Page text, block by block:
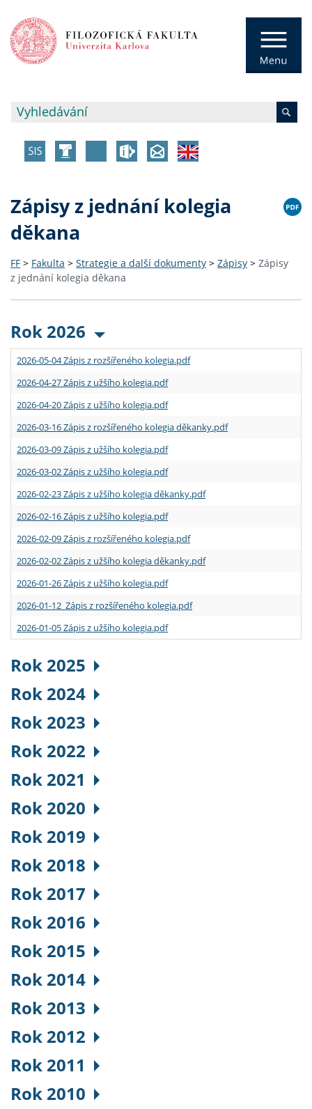
Zápisy z jednání kolegia
děkana
FF > Fakulta > Strategie a další dokumenty > Zápisy > Zápisy
z jednání kolegia děkana
Rok 2026
2026-05-04 Zápis z rozšířeného kolegia.pdf
2026-04-27 Zápis z užšího kolegia.pdf
2026-04-20 Zápis z užšího kolegia.pdf
2026-03-16 Zápis z rozšířeného kolegia děkanky.pdf
2026-03-09 Zápis z užšího kolegia.pdf
2026-03-02 Zápis z užšího kolegia.pdf
2026-02-23 Zápis z užšího kolegia děkanky.pdf
2026-02-16 Zápis z užšího kolegia.pdf
2026-02-09 Zápis z rozšířeného kolegia.pdf
2026-02-02 Zápis z užšího kolegia děkanky.pdf
2026-01-26 Zápis z užšího kolegia.pdf
2026-01-12 Zápis z rozšířeného kolegia.pdf
2026-01-05 Zápis z užšího kolegia.pdf
Rok 2025
Rok 2024
Rok 2023
Rok 2022
Rok 2021
Rok 2020
Rok 2019
Rok 2018
Rok 2017
Rok 2016
Rok 2015
Rok 2014
Rok 2013
Rok 2012
Rok 2011
Rok 2010